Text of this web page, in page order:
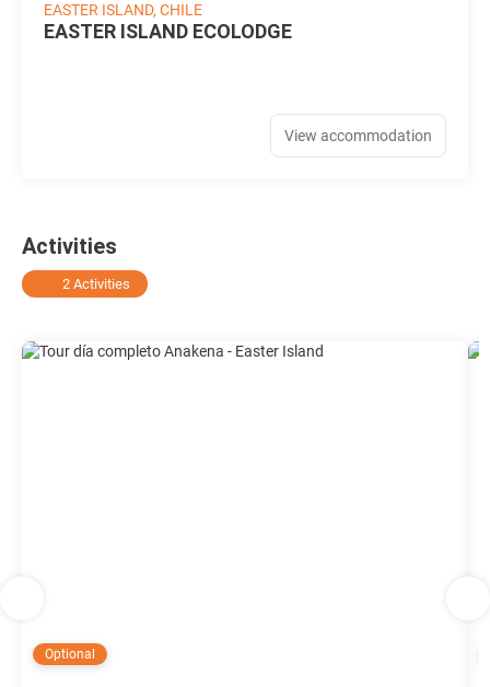
EASTER ISLAND, CHILE
EASTER ISLAND ECOLODGE
View accommodation
Activities
2 Activities
Optional